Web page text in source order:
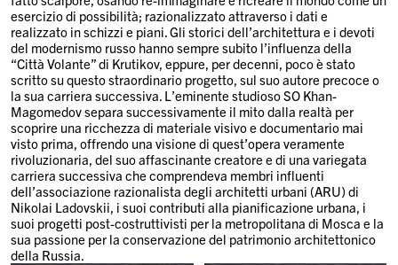
esercizio di possibilità; razionalizzato attraverso i dati e
realizzato in schizzi e piani. Gli storici dell’architettura e i devoti
del modernismo russo hanno sempre subito l’influenza della
“Città Volante” di Krutikov, eppure, per decenni, poco è stato
scritto su questo straordinario progetto, sul suo autore precoce o
la sua carriera successiva. L’eminente studioso SO Khan-
Magomedov separa successivamente il mito dalla realtà per
scoprire una ricchezza di materiale visivo e documentario mai
visto prima, offrendo una visione di quest’opera veramente
rivoluzionaria, del suo affascinante creatore e di una variegata
carriera successiva che comprendeva membri influenti
dell’associazione razionalista degli architetti urbani (ARU) di
Nikolai Ladovskii, i suoi contributi alla pianificazione urbana, i
suoi progetti post-costruttivisti per la metropolitana di Mosca e la
sua passione per la conservazione del patrimonio architettonico
della Russia.